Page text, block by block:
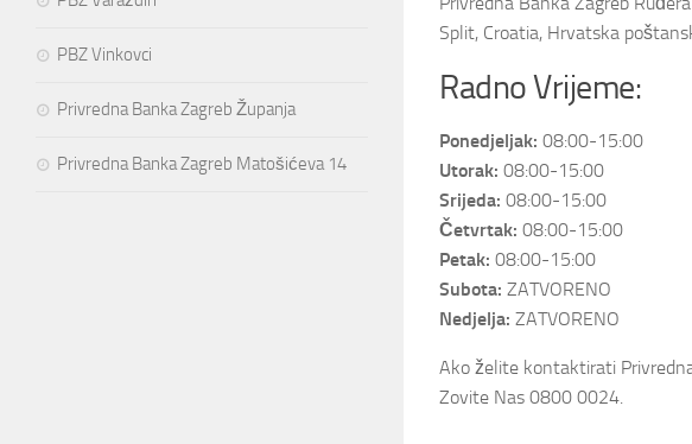
Split, Croatia, Hrvatska
Radno Vrijeme:
Ponedjeljak: 08:00-15:00
Utorak: 08:00-15:00
Srijeda: 08:00-15:00
Četvrtak: 08:00-15:00
Petak: 08:00-15:00
Subota: ZATVORENO
Nedjelja: ZATVORENO
Ako želite kontaktirati
Zovite Nas 0800 0024.
PBZ Vinkovci
Privredna Banka Zagreb Županja
Privredna Banka Zagreb Matošićeva 14